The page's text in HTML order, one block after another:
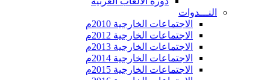
النـــدوات
الاجتماعات الخارجية 2010م
الاجتماعات الخارجية 2012م
الاجتماعات الخارجية 2013م
الاجتماعات الخارجية 2014م
الاجتماعات الخارجية 2015م